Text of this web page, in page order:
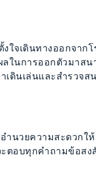
ใจเดินทางออกจา
ลในการออกตัวมาส
าเดินเล่นและสำรวจ
นวยความสะดวกใ
อบทุกคำถามข้อสงสั